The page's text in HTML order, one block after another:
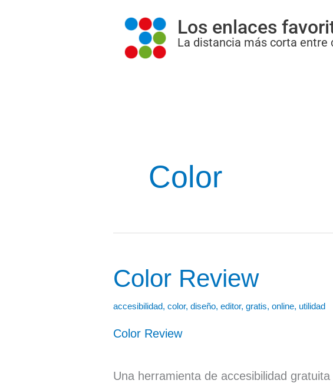
Los enlaces
La distancia más corta entre
Color
Color Review
accesibilidad, color, diseño, editor, gratis, online, utilidad
Color Review
Una herramienta de accesibilidad
Color